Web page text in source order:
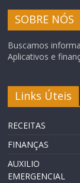
SOBRE NÓS
Buscamos
Aplicativos e
Links Úteis
RECEITAS
FINANÇAS
AUXILIO
EMERGENCIAL